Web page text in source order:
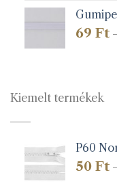
69 Ft
Kiemelt termékek
P60
50 Ft